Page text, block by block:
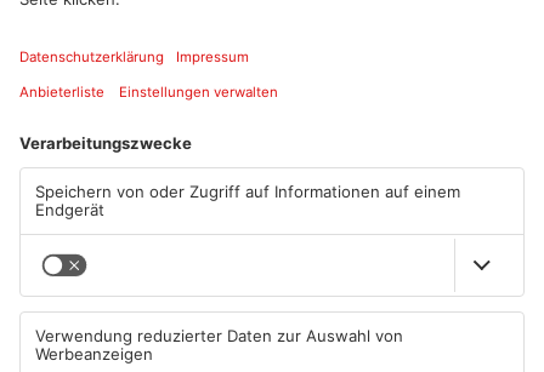
Mehr aus Hanau